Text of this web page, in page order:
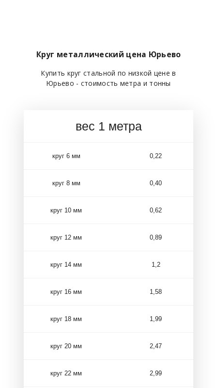
Круг металлический цена Юрьево
Купить круг стальной по низкой цене в
Юрьево - стоимость метра и тонны
вес 1 метра
круг 6 мм 0,22
круг 8 мм 0,40
круг 10 мм 0,62
круг 12 мм 0,89
круг 14 мм 1,2
круг 16 мм 1,58
круг 18 мм 1,99
круг 20 мм 2,47
круг 22 мм 2,99